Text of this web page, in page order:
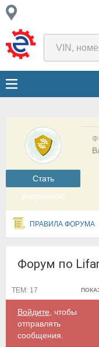
Cтать
участником
ПРАВИЛА ФОРУМА
Форум по
ТЕМ: 17
Войдите , чтобы
отправлять
сообщения.